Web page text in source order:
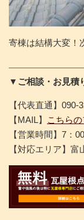
寄棟は結構大変！
▼ご相談・お見積
【代表直通】090-
【MAIL】
こちら
【営業時間】7：
【対応エリア】